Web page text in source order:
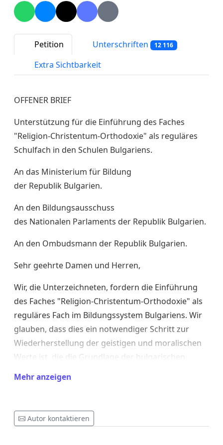
Petition Unterschriften 12 116
Extra Sichtbarkeit
OFFENER BRIEF
Unterstützung für die Einführung des Faches
"Religion-Christentum-Orthodoxie" als reguläres
Schulfach in den Schulen Bulgariens.
An das Ministerium für Bildung
der Republik Bulgarien.
An den Bildungsausschuss
des Nationalen Parlaments der Republik Bulgarien.
An den Ombudsmann der Republik Bulgarien.
Sehr geehrte Damen und Herren,
Wir, die Unterzeichneten, fordern die Einführung
des Faches "Religion-Christentum-Orthodoxie" als
reguläres Fach im Bildungssystem Bulgariens. Wir
glauben, dass dies ein notwendiger Schritt zur
Wiederherstellung der geistigen und moralischen
Werte ist, die die Grundlage der bulgarischen
unseres Volkes bilden.
Vorschlags:
Mehr anzeigen
Autor kontaktieren